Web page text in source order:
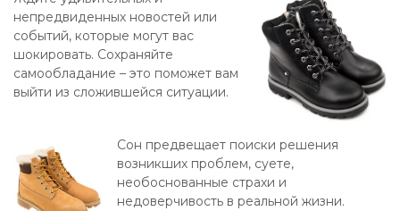
непредвиденных новостей или
событий, которые могут вас
шокировать. Сохраняйте
самообладание – это поможет вам
выйти из сложившейся ситуации.
Сон предвещает поиски решения
возникших проблем, суете,
необоснованные страхи и
недоверчивость в реальной жизни.